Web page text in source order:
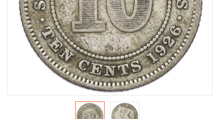
Юбилейные монеты Банка России (с 1999 года)
Памятные и инвестиционные монеты СССР и России
Иностранные монеты
Неофициальные выпуски монет (Unusual)
Античные и средневековые монеты